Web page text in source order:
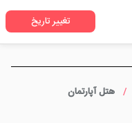
هتل آپارتمان
تغییر تاریخ